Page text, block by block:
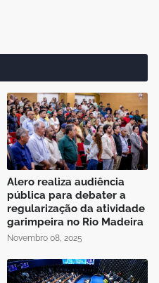
Alero realiza audiência
pública para debater a
regularização da atividade
garimpeira no Rio Madeira
Novembro 08, 2025